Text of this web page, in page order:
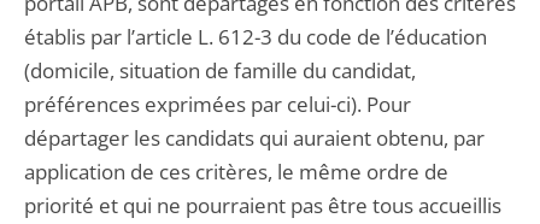
établis par l’article L. 612-3 du code de l’éducation
(domicile, situation de famille du candidat,
préférences exprimées par celui-ci). Pour
départager les candidats qui auraient obtenu, par
application de ces critères, le même ordre de
priorité et qui ne pourraient pas être tous accueillis